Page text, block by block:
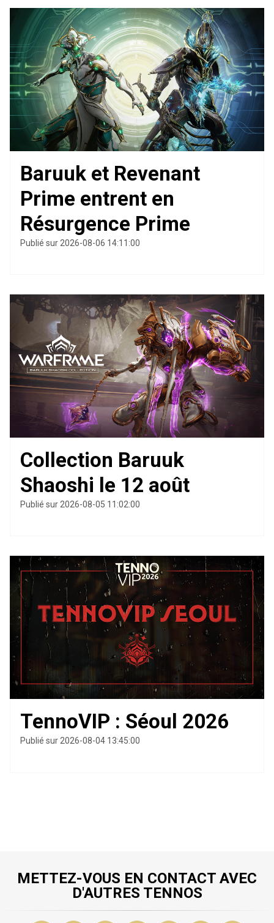
Baruuk et Revenant
Prime entrent en
Résurgence Prime
Publié sur 2026-08-06 14:11:00
Collection Baruuk
Shaoshi le 12 août
Publié sur 2026-08-05 11:02:00
TennoVIP : Séoul 2026
Publié sur 2026-08-04 13:45:00
METTEZ-VOUS EN CONTACT AVEC
D'AUTRES TENNOS